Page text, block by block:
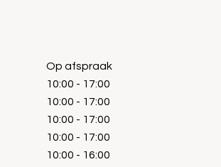
Op afspraak
10:00 - 17:00
10:00 - 17:00
10:00 - 17:00
10:00 - 17:00
10:00 - 16:00